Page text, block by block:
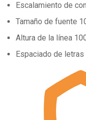
Escalamiento de
Tamaño de fuente
Altura de la línea
Espaciado de letras